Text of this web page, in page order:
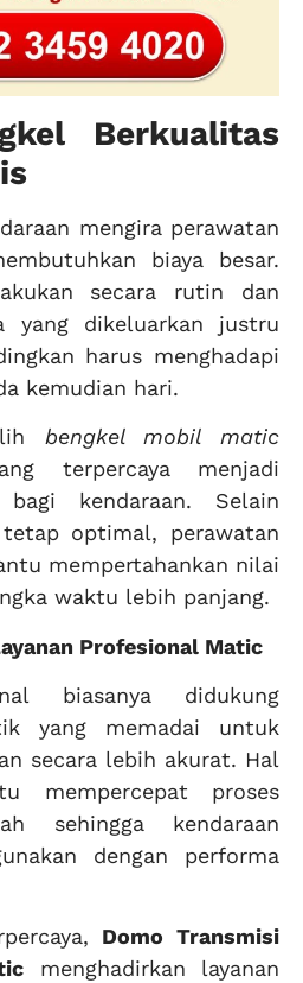
Berkualitas
mengira perawatan
biaya besar.
secara rutin dan
yang dikeluarkan justru
harus menghadapi
kemudian hari.
bengkel mobil matic
terpercaya menjadi
kendaraan. Selain
optimal, perawatan
mempertahankan nilai
waktu lebih panjang.
Profesional Matic
biasanya didukung
yang memadai untuk
secara lebih akurat. Hal
mempercepat proses
sehingga kendaraan
dengan performa
Domo Transmisi
menghadirkan layanan